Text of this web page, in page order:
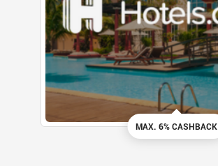
MAX. 6% CASHBACK